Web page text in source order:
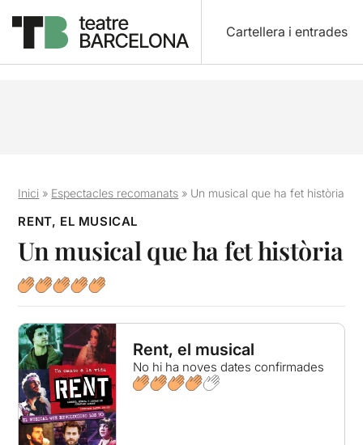
Cartellera i entrades
Inici » Espectacles recomanats » Un musical que ha fet història
RENT, EL MUSICAL
Un musical que ha fet història
Rent, el musical
No hi ha noves dates confirmades